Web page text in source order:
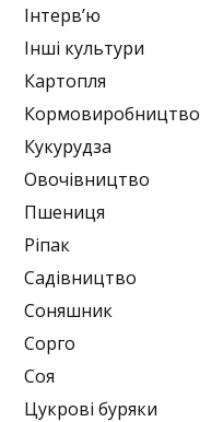
Інтерв’ю
Інші культури
Картопля
Кормовиробництво
Кукурудза
Овочівництво
Пшениця
Ріпак
Садівництво
Соняшник
Сорго
Соя
Цукрові буряки